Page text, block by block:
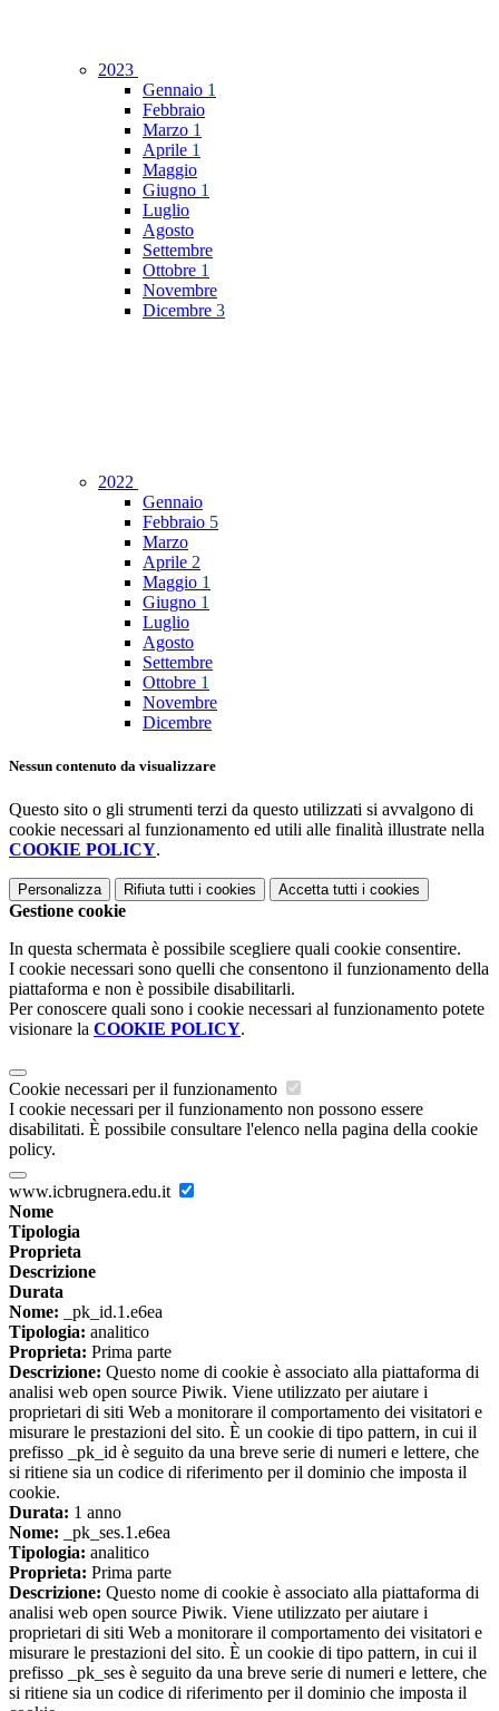
2023
Gennaio 1
Febbraio
Marzo 1
Aprile 1
Maggio
Giugno 1
Luglio
Agosto
Settembre
Ottobre 1
Novembre
Dicembre 3
2022
Gennaio
Febbraio 5
Marzo
Aprile 2
Maggio 1
Giugno 1
Luglio
Agosto
Settembre
Ottobre 1
Novembre
Dicembre
Nessun contenuto da visualizzare
Questo sito o gli strumenti terzi da questo utilizzati si avvalgono di
cookie necessari al funzionamento ed utili alle finalità illustrate nella
COOKIE POLICY.
Personalizza Rifiuta tutti i cookies Accetta tutti i cookies
Gestione cookie
In questa schermata è possibile scegliere quali cookie consentire.
I cookie necessari sono quelli che consentono il funzionamento della
piattaforma e non è possibile disabilitarli.
Per conoscere quali sono i cookie necessari al funzionamento potete
visionare la COOKIE POLICY.
Cookie necessari per il funzionamento
I cookie necessari per il funzionamento non possono essere
disabilitati. È possibile consultare l'elenco nella pagina della cookie
policy.
www.icbrugnera.edu.it
Nome
Tipologia
Proprieta
Descrizione
Durata
Nome: _pk_id.1.e6ea
Tipologia: analitico
Proprieta: Prima parte
Descrizione: Questo nome di cookie è associato alla piattaforma di
analisi web open source Piwik. Viene utilizzato per aiutare i
proprietari di siti Web a monitorare il comportamento dei visitatori e
misurare le prestazioni del sito. È un cookie di tipo pattern, in cui il
prefisso _pk_id è seguito da una breve serie di numeri e lettere, che
si ritiene sia un codice di riferimento per il dominio che imposta il
cookie.
Durata: 1 anno
Nome: _pk_ses.1.e6ea
Tipologia: analitico
Proprieta: Prima parte
Descrizione: Questo nome di cookie è associato alla piattaforma di
analisi web open source Piwik. Viene utilizzato per aiutare i
proprietari di siti Web a monitorare il comportamento dei visitatori e
misurare le prestazioni del sito. È un cookie di tipo pattern, in cui il
prefisso _pk_ses è seguito da una breve serie di numeri e lettere, che
si ritiene sia un codice di riferimento per il dominio che imposta il